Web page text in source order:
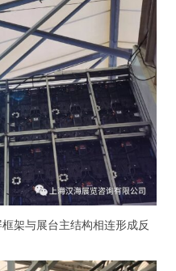
架与展台主结构相连形成反